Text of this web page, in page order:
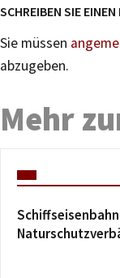
SCHREIBEN SIE
Sie müssen
abzugeben.
Mehr